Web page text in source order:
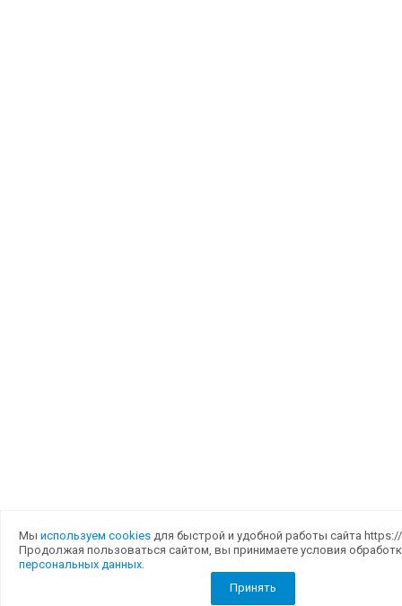
Мы используем cookies для быстрой и удобной работы сайта
Продолжая пользоваться сайтом, вы принимаете условия
персональных данных.
Принять